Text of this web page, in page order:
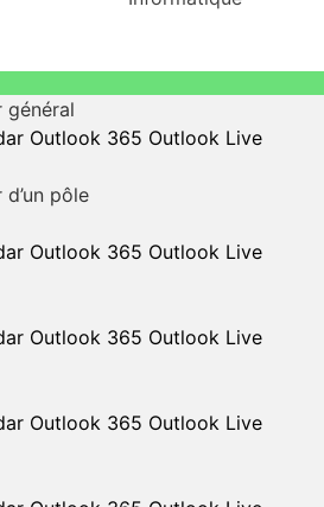
général
Outlook 365 Outlook Live
d’un pôle
Outlook 365 Outlook Live
Outlook 365 Outlook Live
Outlook 365 Outlook Live